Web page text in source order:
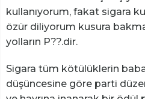
kullanıyorum, fakat sigara
özür diliyorum kusura
yolların P??.dir.
Sigara tüm kötülüklerin
düşüncesine göre parti